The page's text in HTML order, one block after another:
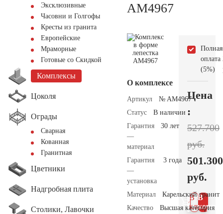
Эксклюзивные
Часовни и Голгофы
Кресты из гранита
Европейские
Мраморные
Готовые со Скидкой
Комплексы
Цоколя
Ограды
Сварная
Кованная
Гранитная
Цветники
Надгробная плита
Столики, Лавочки
AM4967
О комплексе
Артикул
№ AM4967
Статус
В наличии
Гарантия
—
материал
30 лет
Гарантия
—
установка
3 года
Материал
Карельский гранит
Качество
Высшая категория
Полная
оплата
(5%)
Цена
:
527.700
руб.
501.300
руб.
В
В 1
клик